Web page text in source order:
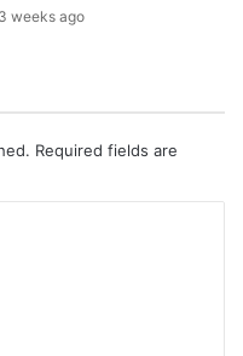
3 weeks ago
Required fields are